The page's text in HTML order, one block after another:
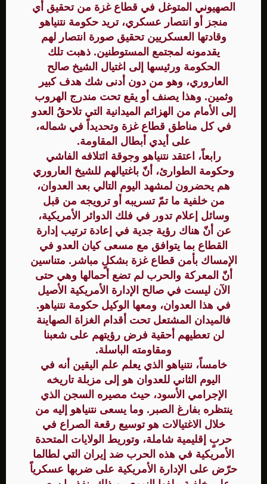
الصهيوني المتوغل في قطاع غزة من تحقيق أي
منجز أو انتصار عسكري، تريد حكومة نتنياهو
وقادتها العسكريين تحقيق صورة انتصار لهم
يقدمونه لمجتمع المستوطنين. ذهبت تلك
الحكومة ورئيسها إلى اغتيال الشيخ صالح
العاروري، وهو من دون أدنى شك هدف كبير
وثمين. وهذا يصنف أو يقع تحت مندرج الهروب
إلى الأمام من الهزائم الميدانية التي تلاحقُ العدو
في كل مناطق قطاع غزة وتحديداً في شماله،
على أيدي أبطال المقاومة.
رابعاً، اعتقد نتنياهو وجوقة ائتلافه الفاشي
وحكومة الطوارئ، أنّ باغتيالهم للشيخ العاروري
هم يحضرون لمشهد اليوم التالي بعد العدوان،
من خلفية ما تمّ تسريبه أو ترويجه من قبل
وسائل إعلام تدور في فلك الدوائر الأمريكية،
عن أنّ هناك رؤية جدية في إعادة ترتيب إدارة
القطاع بما يتوافق مع مسعى كيان العدو في
الإمساك بأمن قطاع غزة بشكلٍ مباشر. متناسين
أنّ المعركة والحرب لم تضع أحمالها وهي حتى
الآن ليست في صالح الإدارة الأمريكية الأصيل
في هذا العدوان، ومعها الوكيل حكومة نتنياهو.
فالميدان المشتعل تحت أقدام الغزاة الصهاينة
لن تعطيهم أحقية فرض رؤيتهم على شعبنا
ومقاومته الباسلة.
خامساً، نتنياهو الذي يعلم علم اليقين أنه في
اليوم الثاني للعدوان هو إلى مزبلة تاريخه
الإجرامي الأسود، حيث مصيره السجن الذي
ينتظره بفارغ الصبر. وما يسعى نتنياهو إليه من
خلال الاغتيالات هو توسيع رقعة الصراع في
حربٍ إقليمية شاملة، وتوريط الولايات المتحدة
الأمريكية في هذه الحرب ضد إيران التي لطالما
حرّض على الإدارة الأمريكية على ضربها عسكرياً